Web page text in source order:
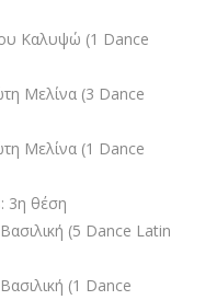
Καλυψώ (1 Dance
Μελίνα (3 Dance
Μελίνα (1 Dance
3η θέση
(5 Dance Latin
(1 Dance